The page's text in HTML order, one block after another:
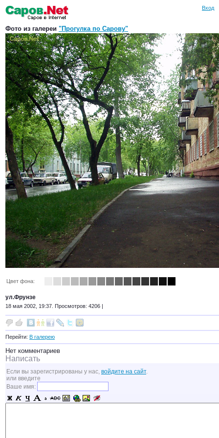
Вход
Фото из галереи "Прогулка по Сарову"
Цвет фона:
ул.Фрунзе
18 мая 2002, 19:37. Просмотров: 4206 |
Перейти: В галерею
Нет комментариев
Написать
Если вы зарегистрированы у нас, войдите на сайт.
или введите
Ваше имя: